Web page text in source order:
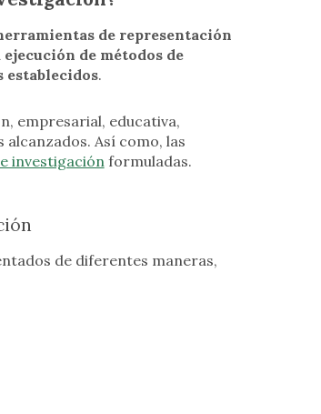
de representación
de métodos de
establecidos.
empresarial, educativa,
Así como, las
investigaciónformuladas.
de diferentes maneras,